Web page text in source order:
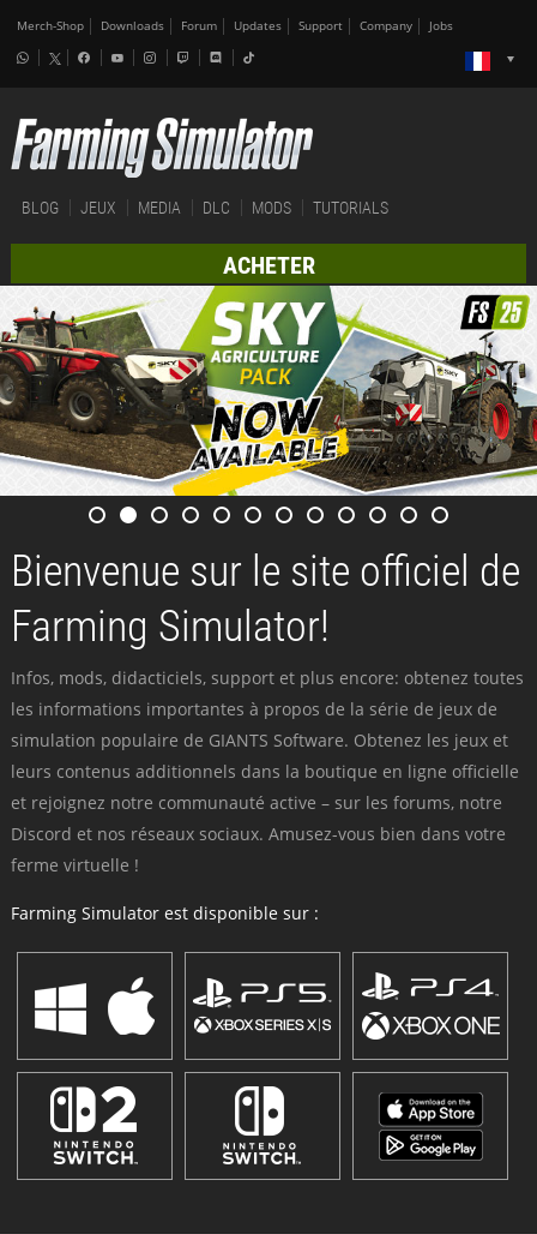
Merch-Shop Downloads Forum Updates Support Company Jobs
BLOG JEUX MEDIA DLC MODS TUTORIALS
ACHETER
Bienvenue sur le site officiel de
Farming Simulator!
Infos, mods, didacticiels, support et plus encore: obtenez toutes
les informations importantes à propos de la série de jeux de
simulation populaire de GIANTS Software. Obtenez les jeux et
leurs contenus additionnels dans la boutique en ligne officielle
et rejoignez notre communauté active – sur les forums, notre
Discord et nos réseaux sociaux. Amusez-vous bien dans votre
ferme virtuelle !
Farming Simulator est disponible sur :